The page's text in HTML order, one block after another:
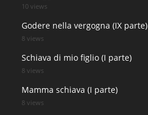
10 views
Godere nella vergogna (IX parte)
8 views
Schiava di mio figlio (I parte)
8 views
Mamma schiava (I parte)
8 views